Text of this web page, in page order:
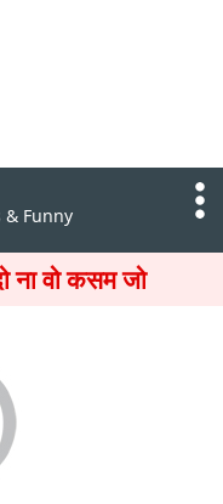
& Funny
वो कसम जो